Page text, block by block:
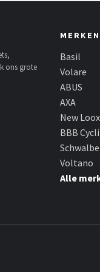
ons grote
MERKEN
Basil
Volare
ABUS
AXA
New
BBB
Schwalbe
Voltano
Alle